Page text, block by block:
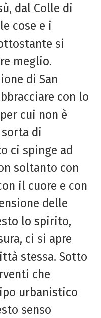
dal Colle di
cose e i
si
meglio.
di San
con lo
cui non è
di
ci spinge ad
soltanto con
il cuore e con
delle
lo spirito,
ci si apre
stessa. Sotto
che
urbanistico
senso